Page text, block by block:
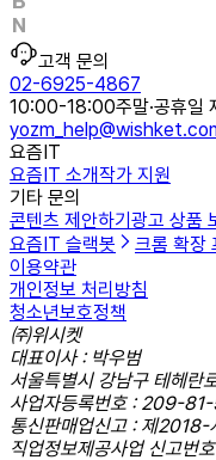
고객 문의
02-6925-4867
10:00-18:00주말·공휴일
요즘IT
요즘IT 소개작가 지원
기타 문의
콘텐츠 제안하기 광고 상품
요즘IT 슬랙봇
크롬 확장
이용약관
개인정보 처리방침
청소년보호정책
㈜위시켓
대표이사 : 박우범
서울특별시 강남구 테헤란
사업자등록번호 : 209-
통신판매업신고 : 제
직업정보제공사업 신고